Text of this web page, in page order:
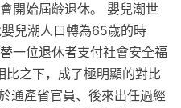
開始屆齡退休。 嬰兒潮世
兒潮人口轉為65歲的時
一位退休者支付社會安全福
之下，成了極明顯的對比
通產省官員、後來出任過經